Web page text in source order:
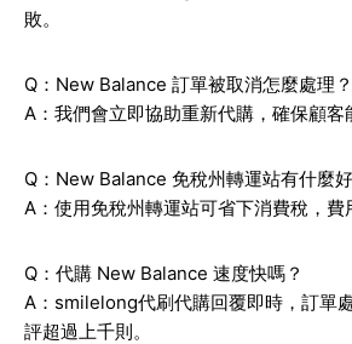
敗。
Q：New Balance 訂單被取消怎麼處理？
A：我們會立即協助重新代購，確保顧客
Q：New Balance 免稅州轉運站有什麼
A：使用免稅州轉運站可省下消費稅，費
Q：代購 New Balance 速度快嗎？
A：smilelong代刷代購回覆即時，訂單
評超過上千則。